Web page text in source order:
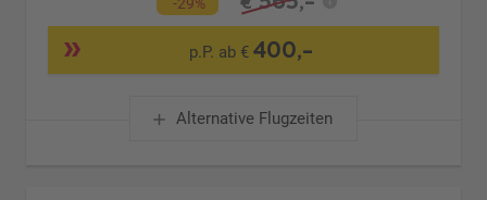
p.P. ab €400,-
Alternative Flugzeiten